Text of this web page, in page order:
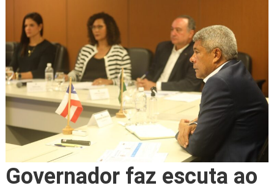
Governador faz escuta ao